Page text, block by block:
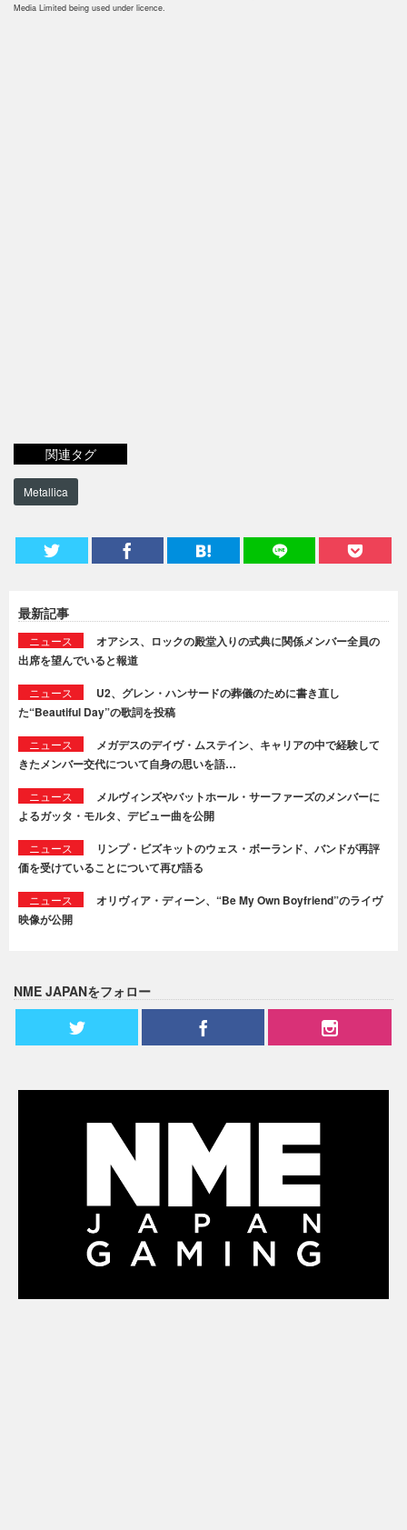
Media Limited being used under licence.
関連タグ
Metallica
最新記事
ニュース
オアシス、ロックの殿堂入りの式典に関係メンバー全員の
出席を望んでいると報道
ニュース
U2、グレン・ハンサードの葬儀のために書き直し
た“Beautiful Day”の歌詞を投稿
ニュース
メガデスのデイヴ・ムステイン、キャリアの中で経験して
きたメンバー交代について自身の思いを語…
ニュース
メルヴィンズやバットホール・サーファーズのメンバーに
よるガッタ・モルタ、デビュー曲を公開
ニュース
リンプ・ビズキットのウェス・ボーランド、バンドが再評
価を受けていることについて再び語る
ニュース
オリヴィア・ディーン、“Be My Own Boyfriend”のライヴ
映像が公開
NME JAPANをフォロー